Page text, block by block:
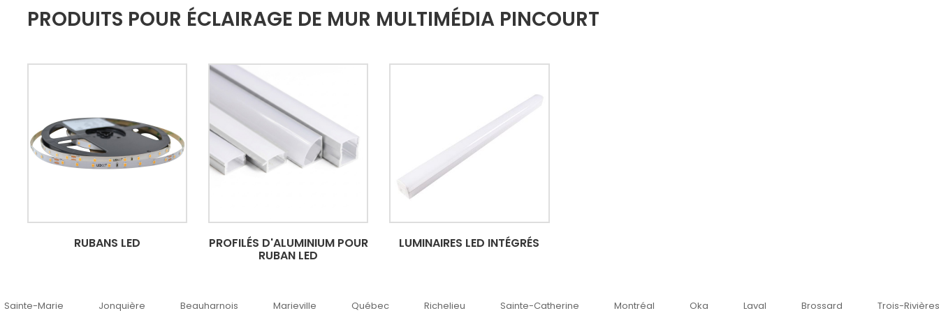
PRODUITS POUR ÉCLAIRAGE DE MUR MULTIMÉDIA PINCOURT
RUBANS LED PROFILÉS D'ALUMINIUM POUR
RUBAN LED
LUMINAIRES LED INTÉGRÉS
Jonquière Beauharnois Marieville Québec Richelieu Sainte-Catherine Montréal Oka Brossard Trois-Rivières